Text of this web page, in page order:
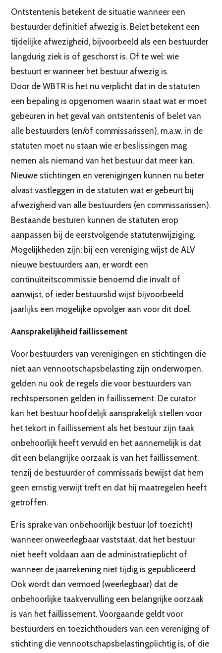
Ontstentenis betekent de situatie wanneer een
bestuurder definitief afwezig is. Belet betekent een
tijdelijke afwezigheid, bijvoorbeeld als een bestuurder
langdurig ziek is of geschorst is. Of te wel: wie
bestuurt er wanneer het bestuur afwezig is.
Door de WBTR is het nu verplicht dat in de statuten
een bepaling is opgenomen waarin staat wat er moet
gebeuren in het geval van ontstentenis of belet van
alle bestuurders (en/of commissarissen), m.a.w. in de
statuten moet nu staan wie er beslissingen mag
nemen als niemand van het bestuur dat meer kan.
Nieuwe stichtingen en verenigingen kunnen nu beter
alvast vastleggen in de statuten wat er gebeurt bij
afwezigheid van alle bestuurders (en commissarissen).
Bestaande besturen kunnen de statuten erop
aanpassen bij de eerstvolgende statutenwijziging.
Mogelijkheden zijn: bij een vereniging wijst de ALV
nieuwe bestuurders aan, er wordt een
continuïteitscommissie benoemd die invalt of
aanwijst, of ieder bestuurslid wijst bijvoorbeeld
jaarlijks een mogelijke opvolger aan voor dit doel.
Aansprakelijkheid faillissement
Voor bestuurders van verenigingen en stichtingen die
niet aan vennootschapsbelasting zijn onderworpen,
gelden nu ook de regels die voor bestuurders van
rechtspersonen gelden in faillissement. De curator
kan het bestuur hoofdelijk aansprakelijk stellen voor
het tekort in faillissement als het bestuur zijn taak
onbehoorlijk heeft vervuld en het aannemelijk is dat
dit een belangrijke oorzaak is van het faillissement,
tenzij de bestuurder of commissaris bewijst dat hem
geen ernstig verwijt treft en dat hij maatregelen heeft
getroffen.
Er is sprake van onbehoorlijk bestuur (of toezicht)
wanneer onweerlegbaar vaststaat, dat het bestuur
niet heeft voldaan aan de administratieplicht of
wanneer de jaarrekening niet tijdig is gepubliceerd.
Ook wordt dan vermoed (weerlegbaar) dat de
onbehoorlijke taakvervulling een belangrijke oorzaak
is van het faillissement. Voorgaande geldt voor
bestuurders en toezichthouders van een vereniging of
stichting die vennootschapsbelastingplichtig is, of die